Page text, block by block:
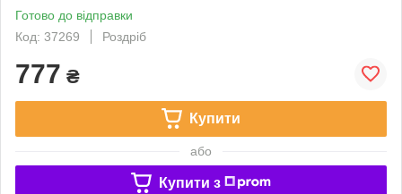
Готово до відправки
Код: 37269
Роздріб
777 ₴
Купити
або
Купити з